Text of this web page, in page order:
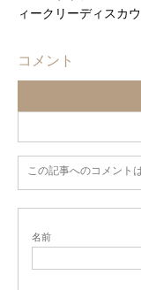
ィークリーディスカ
コメント
この記事へのコメント
名前